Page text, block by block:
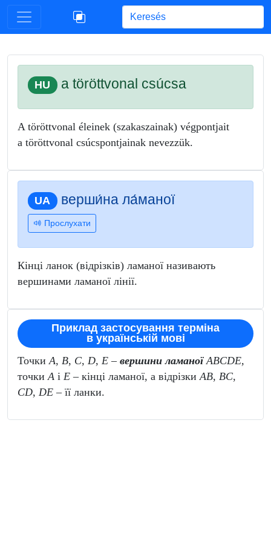
Begin typing for results.
HU a töröttvonal csúcsa
A töröttvonal éleinek (szakaszainak) végpontjait
a töröttvonal csúcspontjainak nevezzük.
UA верши́на ла́маної
Прослухати
Кінці ланок (відрізків) ламаної називають
вершинами ламаної лінії.
Приклад застосування терміна
в українській мові
Точки A, B, C, D, E – вершини ламаної ABCDE,
точки A і E – кінці ламаної, а відрізки AB, BC,
CD, DE – її ланки.